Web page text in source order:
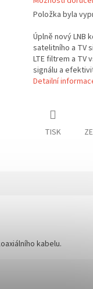
Položka byla
Úplně nový
satelitního a TV
LTE filtrem a TV
signálu a
Detailní
TISK
kabelu.